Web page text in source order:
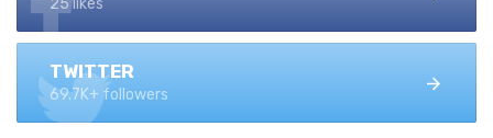
TWITTER
69.7K+ followers